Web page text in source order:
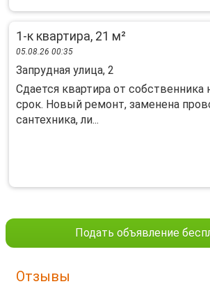
1-к квартира, 21 м²
05.08.26 00:35
Запрудная улица, 2
Сдается квартира от собственника
срок. Новый ремонт, заменена
сантехника, ли...
Подать объявление
Отзывы